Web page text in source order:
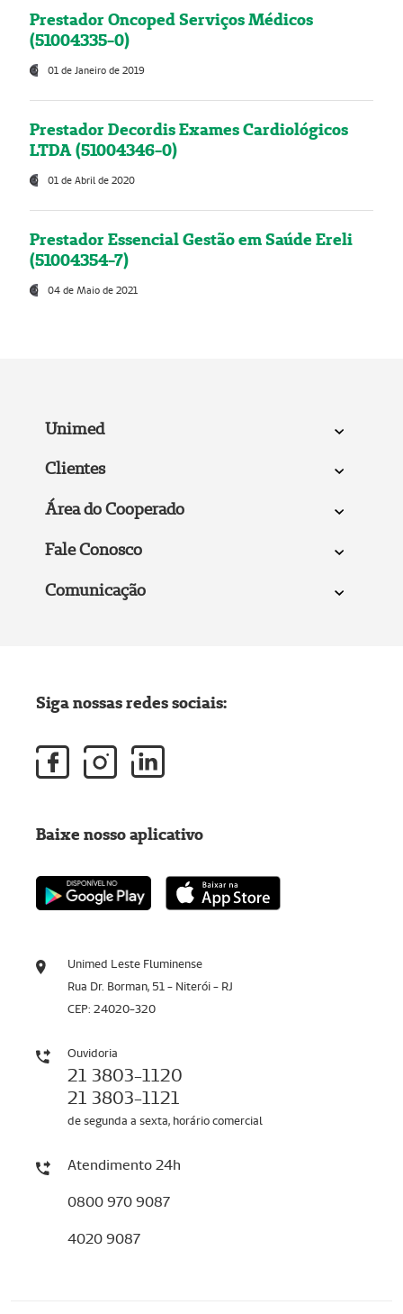
Prestador Oncoped Serviços Médicos
(51004335-0)
01 de Janeiro de 2019
Prestador Decordis Exames Cardiológicos
LTDA (51004346-0)
01 de Abril de 2020
Prestador Essencial Gestão em Saúde Ereli
(51004354-7)
04 de Maio de 2021
Unimed
Clientes
Área do Cooperado
Fale Conosco
Comunicação
Unimed Leste Fluminense
Rua Dr. Borman, 51 - Niterói - RJ
CEP: 24020-320
Ouvidoria
21 3803-1120
21 3803-1121
de segunda a sexta, horário comercial
Atendimento 24h
0800 970 9087
4020 9087
Siga nossas redes sociais:
Baixe nosso aplicativo